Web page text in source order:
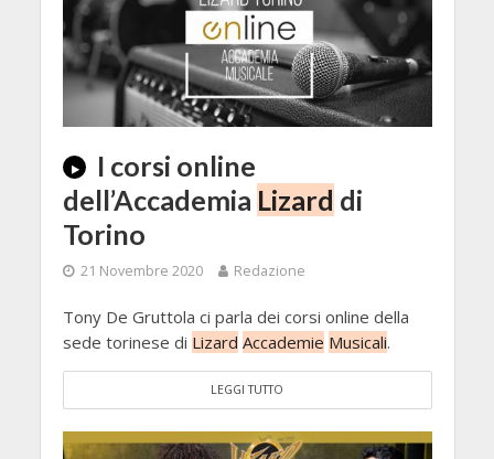
I corsi online
dell’Accademia Lizard di
Torino
21 Novembre 2020 Redazione
Tony De Gruttola ci parla dei corsi online della
sede torinese di Lizard Accademie Musicali.
LEGGI TUTTO